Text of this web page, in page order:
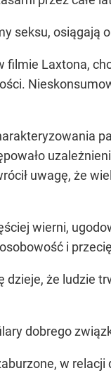
seksu, osiągają
filmie Laxtona,
uwagę, że
wierni,
i
dzieje, że ludzie
dobrego
w